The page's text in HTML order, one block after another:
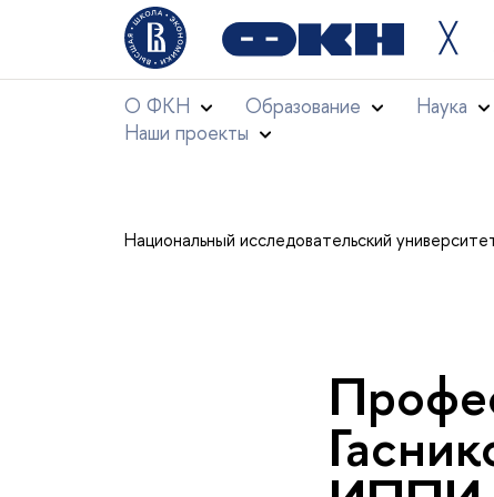
╳
О ФКН Образование Наука
Наши проекты
Национальный исследовательский